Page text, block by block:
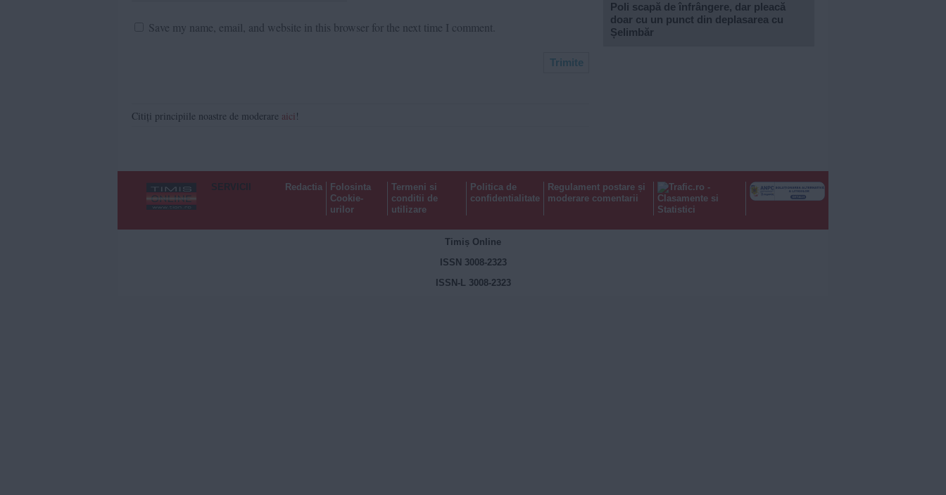
Save my name, email, and website in this browser for the next time I comment.
Citiți principiile noastre de moderare aici!
Poli scapă de înfrângere, dar pleacă
doar cu un punct din deplasarea cu
Șelimbăr
SERVICII Redactia
Folosinta
Cookie-
urilor
Termeni si
conditii de
utilizare
Politica de
confidentialitate
Regulament postare și
moderare comentarii
Timiș Online
ISSN 3008-2323
ISSN-L 3008-2323